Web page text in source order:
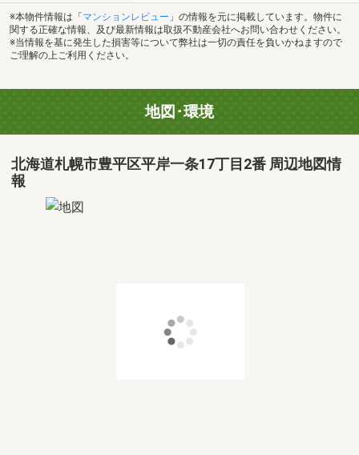
※本物件情報は「 マンションレビュー 」の情報を元に掲載しています。物件に
関する正確な情報、及び最新情報は取扱不動産会社へお問い合わせください。
※当情報を基に発生した損害等について弊社は一切の責任を負いかねますので
ご理解の上ご利用ください。
地図･環境
北海道札幌市豊平区平岸一条17丁目2番 周辺地図情
報